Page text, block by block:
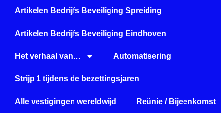
Artikelen Bedrijfs Beveiliging Spreiding
Artikelen Bedrijfs Beveiliging Eindhoven
Het verhaal van… Automatisering
Strijp 1 tijdens de bezettingsjaren
Alle vestigingen wereldwijd Reünie / Bijeenkomst